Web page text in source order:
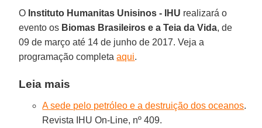
O Instituto Humanitas Unisinos - IHU realizará o
evento os Biomas Brasileiros e a Teia da Vida, de
09 de março até 14 de junho de 2017. Veja a
programação completaaqui.
Leia mais
A sede pelo petróleo e a destruição dos oceanos.
Revista IHU On-Line, nº 409.